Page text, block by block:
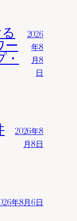
ー
2026
年8
月8
日
2026年8
月8日
年8月6日